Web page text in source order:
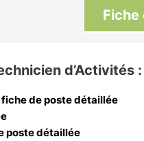
Fiche
d’Activités :
fiche de poste détaillée
poste détaillée